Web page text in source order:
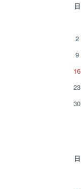
日
2
9
16
23
30
日